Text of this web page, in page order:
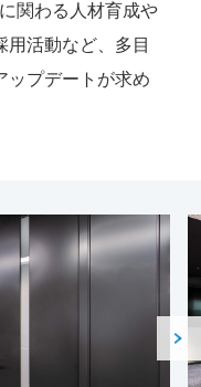
関わる人材育成や
活動など、多目
ップデートが求め